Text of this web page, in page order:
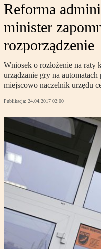
Reforma
minister
rozporządzenie
Wniosek o rozłożenie na raty
urządzanie gry na
miejscowo naczelnik urzędu
Publikacja: 24.04.2017 02:00